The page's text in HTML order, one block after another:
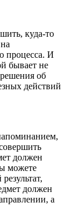
куда-то
процесса. И
бывает не
об
действий
должен
можете
должен
а